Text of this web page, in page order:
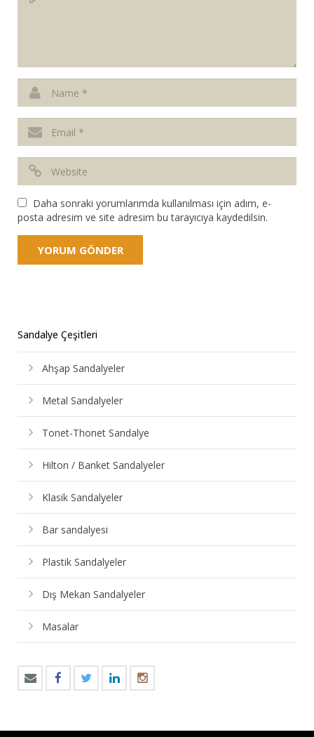
Daha sonraki yorumlarımda kullanılması için adım, e-
posta adresim ve site adresim bu tarayıcıya kaydedilsin.
Sandalye Çeşitleri
Ahşap Sandalyeler
Metal Sandalyeler
Tonet-Thonet Sandalye
Hilton / Banket Sandalyeler
Klasik Sandalyeler
Bar sandalyesi
Plastik Sandalyeler
Dış Mekan Sandalyeler
Masalar